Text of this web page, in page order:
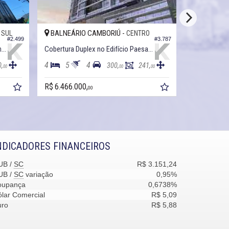
#2.499
Cobertura Duplex no Edifício Holambra
00
#3.787
BALNEÁRIO CAMBORIÚ - CENTRO
Cobertura Duplex no Edifício Paesaggio
4 5 4 300,00 241,00
R$ 6.466.000,00
FINANCEIROS
/ SC
R$ 3.151,24
/ SC variação
0,95%
0,6738%
Comercial
R$ 5,09
R$ 5,88